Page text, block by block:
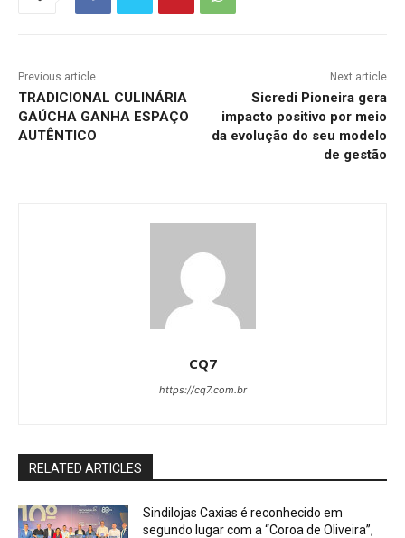
Previous article
TRADICIONAL CULINÁRIA
GAÚCHA GANHA ESPAÇO
AUTÊNTICO
Next article
Sicredi Pioneira gera
impacto positivo por meio
da evolução do seu modelo
de gestão
CQ7
https://cq7.com.br
RELATED ARTICLES
Sindilojas Caxias é reconhecido em
segundo lugar com a “Coroa de Oliveira”,